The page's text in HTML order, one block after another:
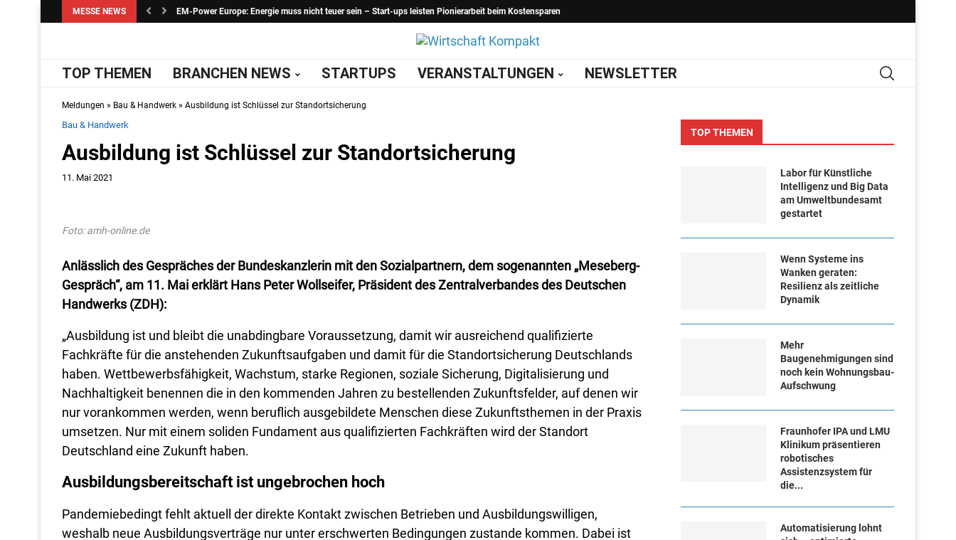
MESSE NEWS EM-Power Europe: Energie muss nicht teuer sein – Start-ups leisten Pionierarbeit beim Kostensparen
TOP THEMEN BRANCHEN NEWS STARTUPS VERANSTALTUNGEN NEWSLETTER
Meldungen » Bau & Handwerk » Ausbildung ist Schlüssel zur Standortsicherung
Bau & Handwerk
Ausbildung ist Schlüssel zur Standortsicherung
11. Mai 2021
Foto: amh-online.de
Anlässlich des Gespräches der Bundeskanzlerin mit den Sozialpartnern, dem sogenannten „Meseberg-
Gespräch“, am 11. Mai erklärt Hans Peter Wollseifer, Präsident des Zentralverbandes des Deutschen
Handwerks (ZDH):
„Ausbildung ist und bleibt die unabdingbare Voraussetzung, damit wir ausreichend qualifizierte
Fachkräfte für die anstehenden Zukunftsaufgaben und damit für die Standortsicherung Deutschlands
haben. Wettbewerbsfähigkeit, Wachstum, starke Regionen, soziale Sicherung, Digitalisierung und
Nachhaltigkeit benennen die in den kommenden Jahren zu bestellenden Zukunftsfelder, auf denen wir
nur vorankommen werden, wenn beruflich ausgebildete Menschen diese Zukunftsthemen in der Praxis
umsetzen. Nur mit einem soliden Fundament aus qualifizierten Fachkräften wird der Standort
Deutschland eine Zukunft haben.
Ausbildungsbereitschaft ist ungebrochen hoch
Pandemiebedingt fehlt aktuell der direkte Kontakt zwischen Betrieben und Ausbildungswilligen,
weshalb neue Ausbildungsverträge nur unter erschwerten Bedingungen zustande kommen. Dabei ist
TOP THEMEN
Labor für Künstliche
Intelligenz und Big Data
am Umweltbundesamt
gestartet
Wenn Systeme ins
Wanken geraten:
Resilienz als zeitliche
Dynamik
Mehr
Baugenehmigungen sind
noch kein Wohnungsbau-
Aufschwung
Fraunhofer IPA und LMU
Klinikum präsentieren
robotisches
Assistenzsystem für
die...
Automatisierung lohnt